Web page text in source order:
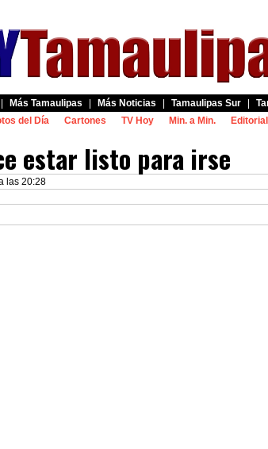
Más Tamaulipas Más Noticias Tamaulipas Sur
del Día Cartones TV Hoy Min. a Min.
estar listo para irse
las 20:28